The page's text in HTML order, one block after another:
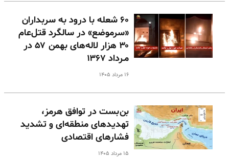
۶۰ شعله با درود به سربداران
«سرموضع» در سالگرد قتل‌عام
۳۰ هزار لاله‌های بهمن ۵۷ در
مـرداد ۱۳۶۷
۱۶ مرداد ۱۴۰۵
بن‌بست در توافق هرمز،
تهدیدهای منطقه‌ای و تشدید
فشارهای اقتصادی
۱۵ مرداد ۱۴۰۵